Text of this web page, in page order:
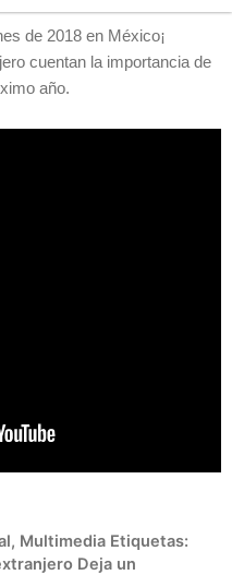
de 2018 en México¡
cuentan la importancia de
año.
, Multimedia Etiquetas:
Deja un